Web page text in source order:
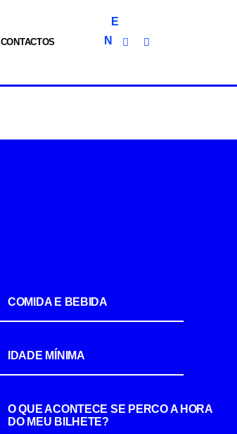
CONTACTOS
E
N
COMIDA E BEBIDA
IDADE MÍNIMA
O QUE ACONTECE SE PERCO A HORA
DO MEU BILHETE?